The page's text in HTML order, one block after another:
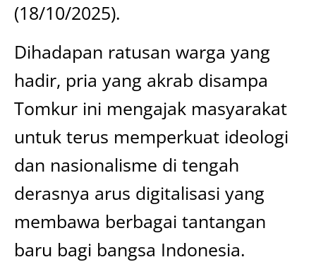
(18/10/2025).
Dihadapan ratusan warga yang
hadir, pria yang akrab disampa
Tomkur ini mengajak masyarakat
untuk terus memperkuat ideologi
dan nasionalisme di tengah
derasnya arus digitalisasi yang
membawa berbagai tantangan
baru bagi bangsa Indonesia.